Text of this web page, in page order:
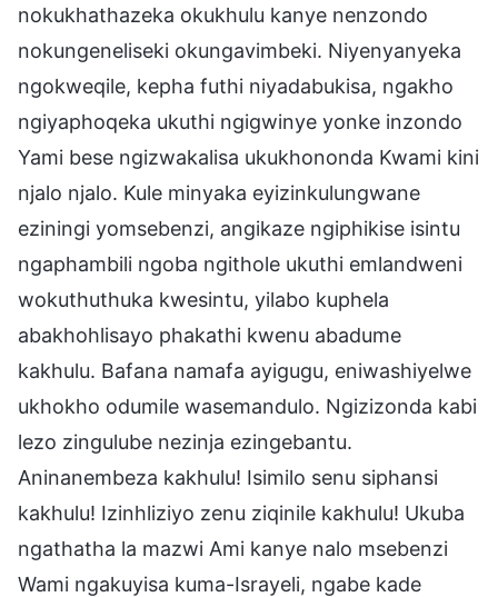
nokukhathazeka okukhulu kanye nenzondo
nokungeneliseki okungavimbeki. Niyenyanyeka
ngokweqile, kepha futhi niyadabukisa, ngakho
ngiyaphoqeka ukuthi ngigwinye yonke inzondo
Yami bese ngizwakalisa ukukhononda Kwami kini
njalo njalo. Kule minyaka eyizinkulungwane
eziningi yomsebenzi, angikaze ngiphikise isintu
ngaphambili ngoba ngithole ukuthi emlandweni
wokuthuthuka kwesintu, yilabo kuphela
abakhohlisayo phakathi kwenu abadume
kakhulu. Bafana namafa ayigugu, eniwashiyelwe
ukhokho odumile wasemandulo. Ngizizonda kabi
lezo zingulube nezinja ezingebantu.
Aninanembeza kakhulu! Isimilo senu siphansi
kakhulu! Izinhliziyo zenu ziqinile kakhulu! Ukuba
ngathatha la mazwi Ami kanye nalo msebenzi
Wami ngakuyisa kuma-Israyeli, ngabe kade